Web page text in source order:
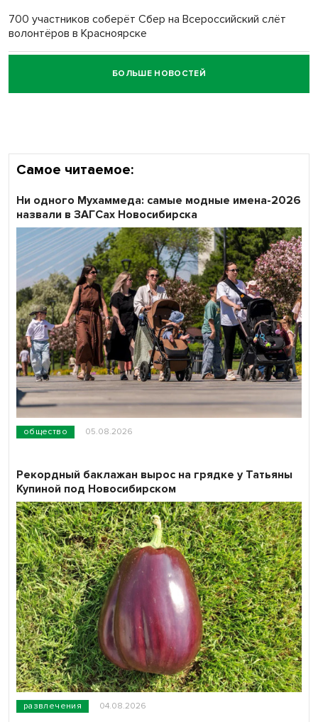
700 участников соберёт Сбер на Всероссийский слёт
волонтёров в Красноярске
Честный выбор: видеонаблюдение обеспечит
объективность результатов ЕДГ в Новосибирской
БОЛЬШЕ НОВОСТЕЙ
Самое читаемое:
общество 05.08.2026
Ни одного Мухаммеда: самые модные имена-2026
назвали в ЗАГСах Новосибирска
развлечения 04.08.2026
Рекордный баклажан вырос на грядке у Татьяны
Купиной под Новосибирском